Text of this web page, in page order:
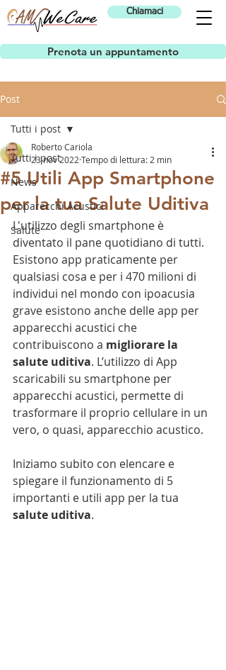
Chiamaci
Prenota un appuntamento
Post
Tutti i post
News
Apparecchi Acustici
Salute
Tutti i post
#5 Utili App Smartphone
per la tua Salute Uditiva
Roberto Cariola
23 nov 2022 Tempo di lettura: 2 min
L'utilizzo degli smartphone è
diventato il pane quotidiano di tutti.
Esistono app praticamente per
qualsiasi cosa e per i 470 milioni di
individui nel mondo con ipoacusia
grave esistono anche delle app per
apparecchi acustici che
contribuiscono a migliorare la
salute uditiva. L’utilizzo di App
scaricabili su smartphone per
apparecchi acustici, permette di
trasformare il proprio cellulare in un
vero, o quasi, apparecchio acustico.
Iniziamo subito con elencare e
spiegare il funzionamento di 5
importanti e utili app per la tua
salute uditiva.